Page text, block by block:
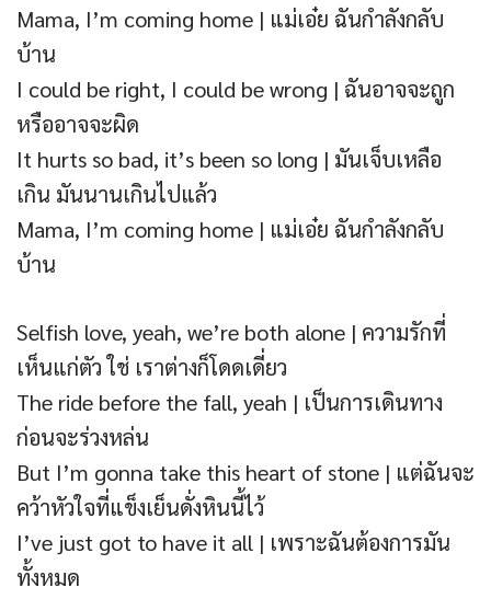
Mama, I’m coming home | แม่เอ๋ย ฉันกำลังกลับ
บ้าน
I could be right, I could be wrong | ฉันอาจจะถูก
หรืออาจจะผิด
It hurts so bad, it’s been so long | มันเจ็บเหลือ
เกิน มันนานเกินไปแล้ว
Mama, I’m coming home | แม่เอ๋ย ฉันกำลังกลับ
บ้าน
Selfish love, yeah, we’re both alone | ความรักที่
เห็นแก่ตัว ใช่ เราต่างก็โดดเดี่ยว
The ride before the fall, yeah | เป็นการเดินทาง
ก่อนจะร่วงหล่น
But I’m gonna take this heart of stone | แต่ฉันจะ
คว้าหัวใจที่แข็งเย็นดั่งหินนี้ไว้
I’ve just got to have it all | เพราะฉันต้องการมัน
ทั้งหมด